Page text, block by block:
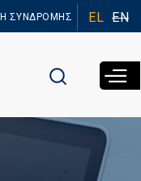
ΣΥΝΔΡΟΜΗΣ EL EN